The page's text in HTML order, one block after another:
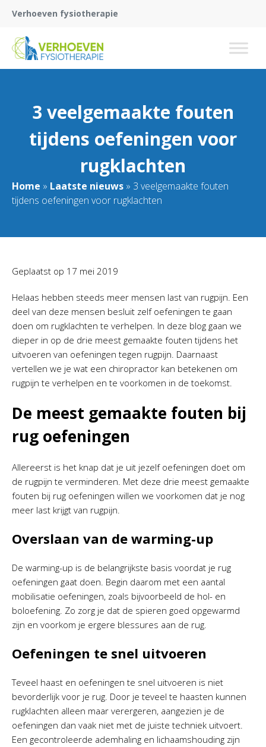
Verhoeven fysiotherapie
3 veelgemaakte fouten
tijdens oefeningen voor
rugklachten
Home » Laatste nieuws » 3 veelgemaakte fouten
tijdens oefeningen voor rugklachten
Geplaatst op 17 mei 2019
Helaas hebben steeds meer mensen last van rugpijn. Een
deel van deze mensen besluit zelf oefeningen te gaan
doen om rugklachten te verhelpen. In deze blog gaan we
dieper in op de drie meest gemaakte fouten tijdens het
uitvoeren van oefeningen tegen rugpijn. Daarnaast
vertellen we je wat een chiropractor kan betekenen om
rugpijn te verhelpen en te voorkomen in de toekomst.
De meest gemaakte fouten bij
rug oefeningen
Allereerst is het knap dat je uit jezelf oefeningen doet om
de rugpijn te verminderen. Met deze drie meest gemaakte
fouten bij rug oefeningen willen we voorkomen dat je nog
meer last krijgt van rugpijn.
Overslaan van de warming-up
De warming-up is de belangrijkste basis voordat je rug
oefeningen gaat doen. Begin daarom met een aantal
mobilisatie oefeningen, zoals bijvoorbeeld de hol- en
boloefening. Zo zorg je dat de spieren goed opgewarmd
zijn en voorkom je ergere blessures aan de rug.
Oefeningen te snel uitvoeren
Teveel haast en oefeningen te snel uitvoeren is niet
bevorderlijk voor je rug. Door je teveel te haasten kunnen
rugklachten alleen maar verergeren, aangezien je de
oefeningen dan vaak niet met de juiste techniek uitvoert.
Een gecontroleerde ademhaling en lichaamshouding zijn